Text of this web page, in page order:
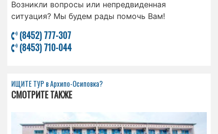
Возникли вопросы или непредвиденная
ситуация? Мы будем рады помочь Вам!
(8452) 777-307
(8453) 710-044
ИЩИТЕ ТУР в Архипо-Осиповка?
СМОТРИТЕ ТАКЖЕ